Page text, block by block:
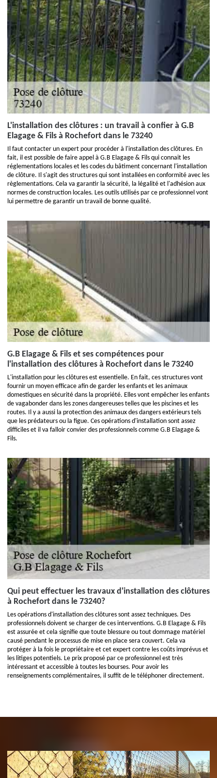
L'installation des clôtures : un travail à confier à G.B
Elagage & Fils à Rochefort dans le 73240
Il faut contacter un expert pour procéder à l'installation des clôtures. En
fait, il est possible de faire appel à G.B Elagage & Fils qui connait les
réglementations locales et les codes du bâtiment concernant l'installation
de clôture. Il s'agit des structures qui sont installées en conformité avec les
règlementations. Cela va garantir la sécurité, la légalité et l'adhésion aux
normes de construction locales. Les outils utilisés par ce professionnel vont
lui permettre de garantir un travail de bonne qualité.
G.B Elagage & Fils et ses compétences pour
l'installation des clôtures à Rochefort dans le 73240
L'installation pour les clôtures est essentielle. En fait, ces structures vont
fournir un moyen efficace afin de garder les enfants et les animaux
domestiques en sécurité dans la propriété. Elles vont empêcher les enfants
de vagabonder dans les zones dangereuses telles que les piscines et les
routes. Il y a aussi la protection des animaux des dangers extérieurs tels
que les prédateurs ou la figue. Ces opérations d'installation sont assez
difficiles et il va falloir convier des professionnels comme G.B Elagage &
Fils.
Qui peut effectuer les travaux d'installation des clôtures
à Rochefort dans le 73240?
Les opérations d'installation des clôtures sont assez techniques. Des
professionnels doivent se charger de ces interventions. G.B Elagage & Fils
est assurée et cela signifie que toute blessure ou tout dommage matériel
causé pendant le processus de mise en place sera couvert. Cela va
protéger à la fois le propriétaire et cet expert contre les coûts imprévus et
les litiges potentiels. Le prix proposé par ce professionnel est très
intéressant et accessible à toutes les bourses. Pour avoir les
renseignements complémentaires, il suffit de le téléphoner directement.